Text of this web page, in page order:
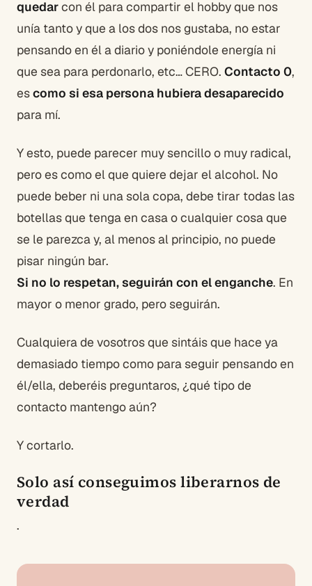
quedarcon él para compartir el hobby que nos
unía tanto y que a los dos nos gustaba, no estar
pensando en él a diario y poniéndole energía ni
que sea para perdonarlo, etc… CERO. Contacto 0,
escomo si esa persona hubiera desaparecido
para mí.
Y esto, puede parecer muy sencillo o muy radical,
pero es como el que quiere dejar el alcohol. No
puede beber ni una sola copa, debe tirar todas las
botellas que tenga en casa o cualquier cosa que
se le parezca y, al menos al principio, no puede
pisar ningún bar.
Si no lo respetan, seguirán con el enganche. En
mayor o menor grado, pero seguirán.
Cualquiera de vosotros que sintáis que hace ya
demasiado tiempo como para seguir pensando en
él/ella, deberéis preguntaros, ¿qué tipo de
contacto mantengo aún?
Y cortarlo.
Solo así conseguimos liberarnos de
verdad
.